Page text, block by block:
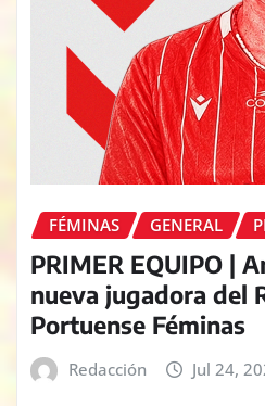
FÉMINAS GENERAL
PRIMER EQUIPO |
nueva jugadora del
Portuense Féminas
Redacción Jul 24,